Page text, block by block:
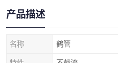
产品描述
名称 鹤管